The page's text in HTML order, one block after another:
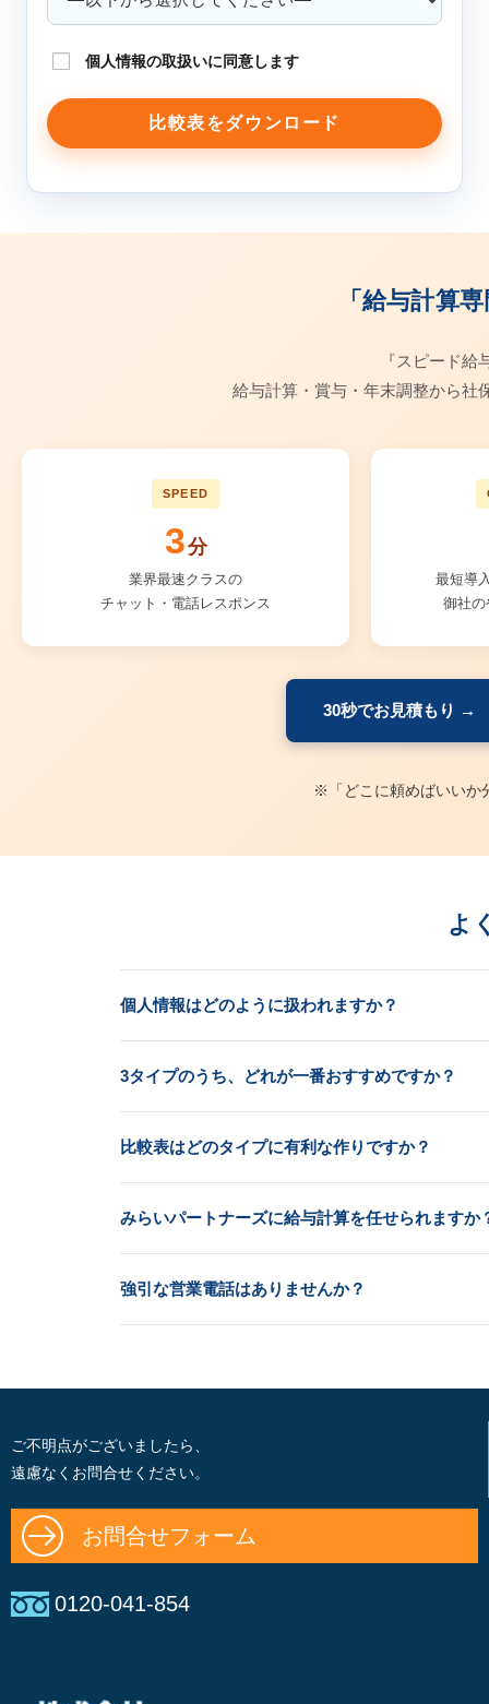
個人情報の取扱いに同意します
「給与計算
『スピード給
給与計算・賞与・年末調整から社
SPEED
3分
業界最速クラスの
チャット・電話レスポンス
最短導
御社の
30秒でお見積もり →
※「どこに頼めばいいか
よ
個人情報はどのように扱われますか？
3タイプのうち、どれが一番おすすめですか？
比較表はどのタイプに有利な作りですか？
みらいパートナーズに給与計算を任せられますか
強引な営業電話はありませんか？
ご不明点がございましたら、
遠慮なくお問合せください。
お問合せフォーム
0120-041-854